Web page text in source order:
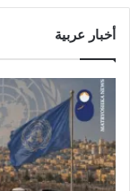
أخبار عربية